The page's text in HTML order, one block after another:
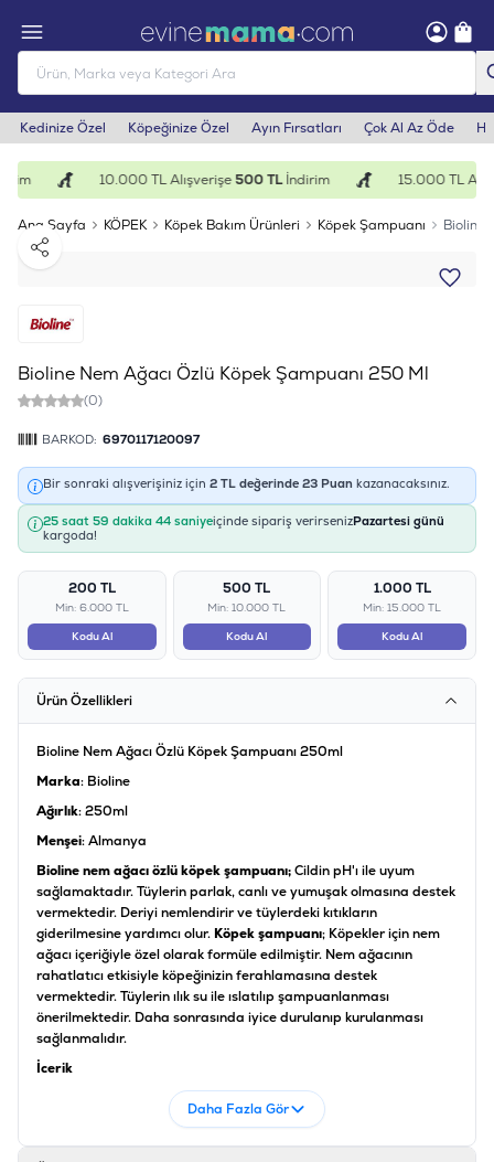
Kedinize Özel Köpeğinize Özel Ayın Fırsatları Çok Al Az Öde
10.000 TL Alışverişe500 TLİndirim 15.000 TL
Ana Sayfa KÖPEK Köpek Bakım Ürünleri Köpek Şampuanı
Bioline
Paylaş
Bioline Nem Ağacı Özlü Köpek Şampuanı 250 Ml
(0)
BARKOD: 6970117120097
Bir sonraki alışverişiniz için 2 TL değerinde 23 Puan kazanacaksınız.
25 saat 59 dakika 43 saniyeiçinde sipariş verirsenizPazartesi günü
kargoda!
200 TL
Min: 6.000 TL
Kodu Al
500 TL
Min: 10.000 TL
Kodu Al
1.000 TL
Min: 15.000 TL
Kodu Al
Ürün Özellikleri
Bioline Nem Ağacı Özlü Köpek Şampuanı 250ml
Marka: Bioline
Ağırlık: 250ml
Menşei: Almanya
Bioline nem ağacı özlü köpek şampuanı;Cildin pH'ı ile uyum
sağlamaktadır. Tüylerin parlak, canlı ve yumuşak olmasına destek
vermektedir. Deriyi nemlendirir ve tüylerdeki kıtıkların
giderilmesine yardımcı olur. Köpek şampuanı; Köpekler için nem
ağacı içeriğiyle özel olarak formüle edilmiştir. Nem ağacının
rahatlatıcı etkisiyle köpeğinizin ferahlamasına destek
vermektedir. Tüylerin ılık su ile ıslatılıp şampuanlanması
önerilmektedir. Daha sonrasında iyice durulanıp kurulanması
sağlanmalıdır.
İçerik
Sodium Laureth Sulfate, Cocamidopropyl Betaine , Cocamide
DEA, Glycerin, Glycol Distearate, Methylchloroisothiazolinone,
Daha Fazla Gör